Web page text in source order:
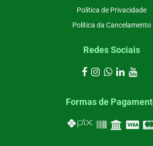
Política de Privacidade
Política da Cancelamento
Redes Sociais
Formas de